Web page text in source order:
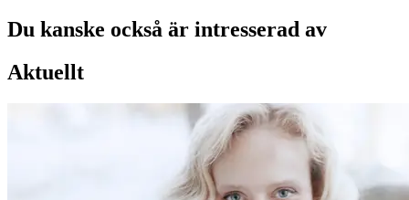
Du kanske också är intresserad av
Aktuellt